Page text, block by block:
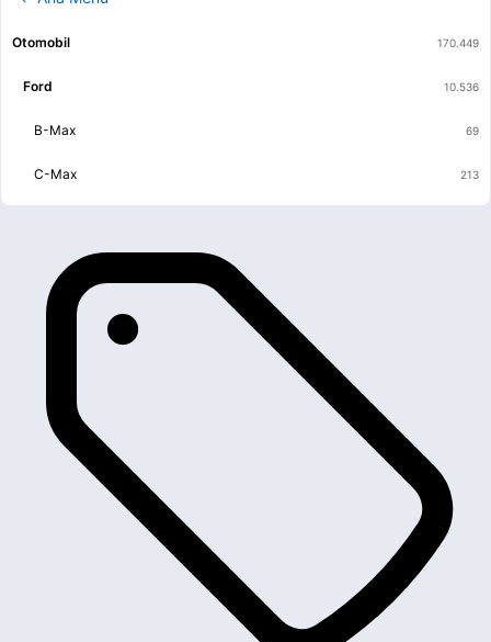
Otomobil
Ford
B-Max
C-Max
Escort
Explorer
Focus